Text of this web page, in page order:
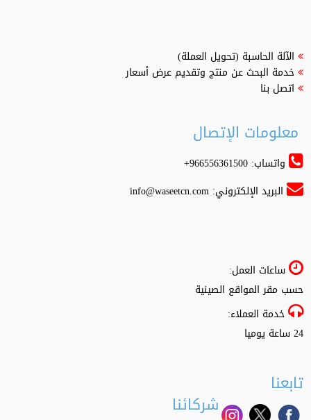
الآلة الحاسبة (تحويل العملة)
خدمة البحث عن منتج وتقديم عرض أسعار
اتصل بنا
معلومات الإتصال
واتساب: 966556361500+
البريد الإلكتروني:info@waseetcn.com
ساعات العمل:
حسب مقر المواقع الصينية
خدمة العملاء:
24 ساعة يوميا
تابعنا
شركائنا